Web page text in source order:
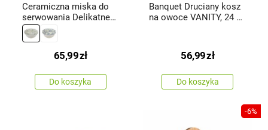
Ceramiczna miska do
serwowania Delikatne
kwiaty 20 cm, szara
65,99zł
Do koszyka
Banquet Druciany kosz
na owoce VANITY, 24 x
56,99zł
Do koszyka
-6%